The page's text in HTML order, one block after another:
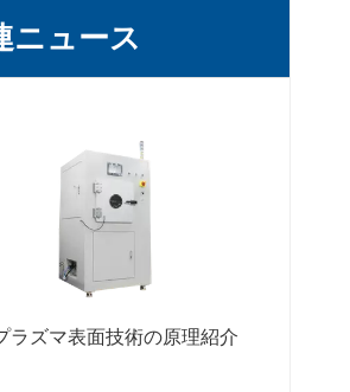
ニュース
ラズマ表面技術の原理紹介